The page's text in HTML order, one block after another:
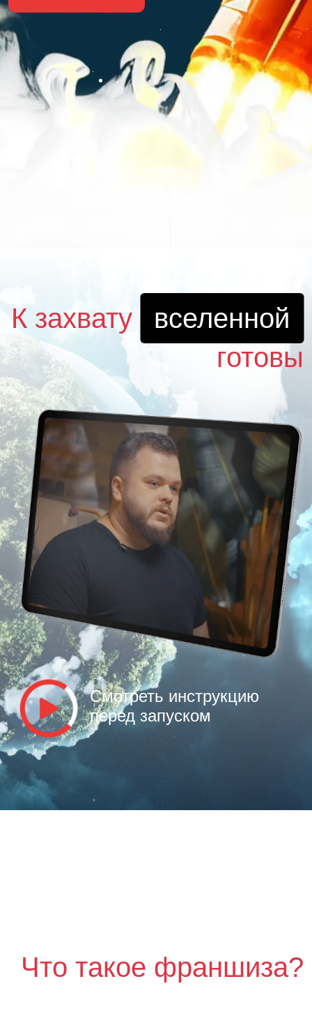
К захвату
вселенной
готовы
Смотреть инструкцию
перед запуском
Что такое франшиза?